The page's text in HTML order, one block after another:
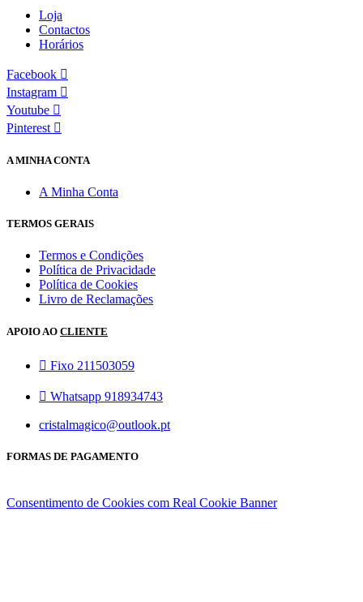
Loja
Contactos
Horários
Facebook
Instagram
Youtube
Pinterest
A MINHA CONTA
A Minha Conta
TERMOS GERAIS
Termos e Condições
Política de Privacidade
Política de Cookies
Livro de Reclamações
APOIO AO CLIENTE
Fixo 211503059
Whatsapp 918934743
cristalmagico@outlook.pt
FORMAS DE PAGAMENTO
Consentimento de Cookies com Real Cookie Banner